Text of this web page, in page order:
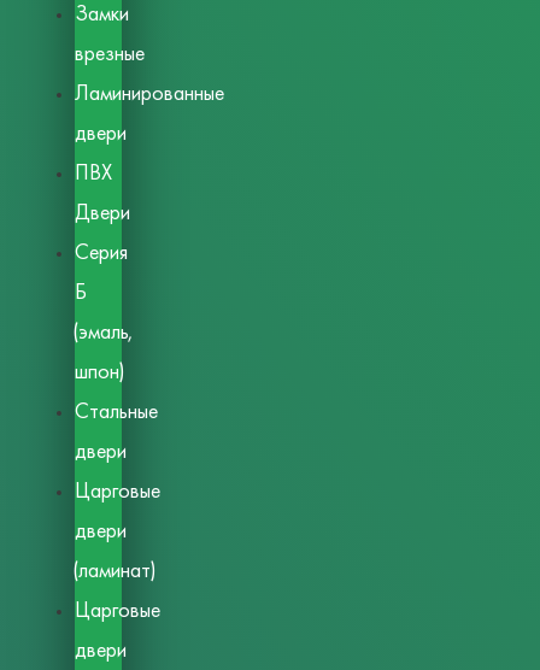
Замки
врезные
Ламинированные
двери
ПВХ
Двери
Серия
Б
(эмаль,
шпон)
Стальные
двери
Царговые
двери
(ламинат)
Царговые
двери